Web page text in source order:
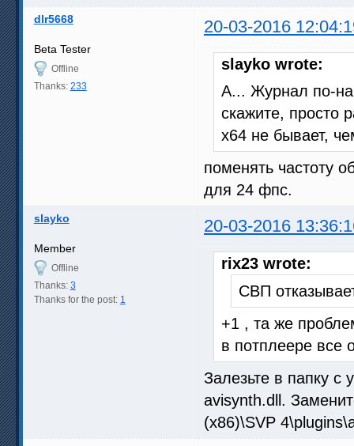
dlr5668 20-03-2016
Beta Tester
Offline
Thanks: 233
slayko wrote:
А... Журнал по-
скажите, просто
х64 не бывает,
поменять частоту
для 24 фпс.
slayko 20-03-2016
Member
Offline
Thanks: 3
Thanks for the post: 1
rix23 wrote:
СВП
+1 , та же
в потплеере все
Залезьте в папку с
avisynth.dll.
(x86)\SVP